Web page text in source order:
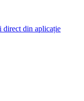
din aplicație